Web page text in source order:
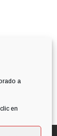
a
en